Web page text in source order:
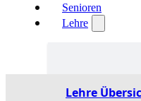
Senioren
Lehre
Lehre